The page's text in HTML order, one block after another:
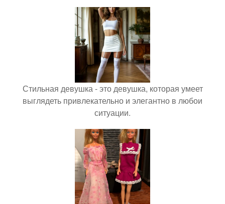
Стильная девушка - это девушка, которая умеет
выглядеть привлекательно и элегантно в любои
ситуации.